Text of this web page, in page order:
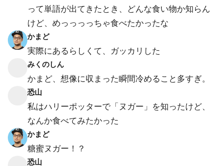
って単語が出てきたとき、どんな食い物か知らん
けど、めっっっっちゃ食べたかったな
かまど
実際にあるらしくて、ガッカリした
みくのしん
かまど、想像に収まった瞬間冷めること多すぎ。
恐山
私はハリーポッターで「ヌガー」を知ったけど、
なんか食べてみたかった
かまど
糖蜜ヌガー！？
恐山